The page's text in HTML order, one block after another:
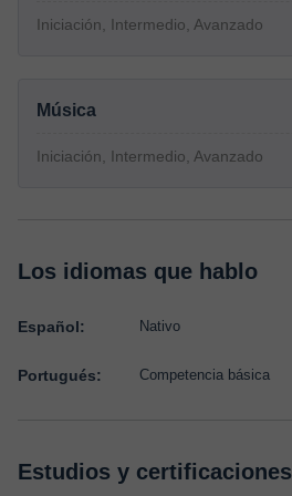
Iniciación, Intermedio, Avanzado
Música
Iniciación, Intermedio, Avanzado
Los idiomas que hablo
Español: Nativo
Portugués: Competencia básica
Estudios y certificaciones